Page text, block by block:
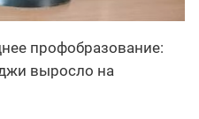
профобразование:
выросло на